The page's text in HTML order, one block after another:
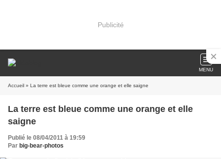
Publicité
MENU
Accueil » La terre est bleue comme une orange et elle saigne
La terre est bleue comme une orange et elle
saigne
Publié le 08/04/2011 à 19:59
Par big-bear-photos